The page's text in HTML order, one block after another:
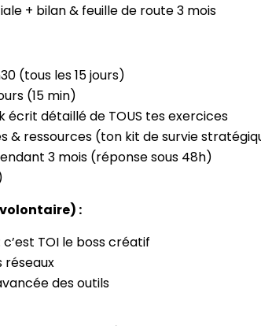
+ bilan & feuille de route 3 mois
(tous les 15 jours)
(15 min)
détaillé de TOUS tes exercices
& ressources (ton kit de survie
3 mois (réponse sous 48h)
volontaire) :
TOI le boss créatif
réseaux
des outils